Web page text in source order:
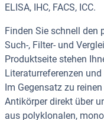
ELISA, IHC, FACS, ICC.
Finden Sie schnell den
Such-, Filter- und
Produktseite stehen
Literaturreferenzen
Im Gegensatz zu
Antikörper direkt über
aus polyklonalen,